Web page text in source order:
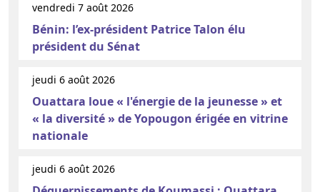
vendredi 7 août 2026
Bénin: l’ex-président Patrice Talon élu
président du Sénat
jeudi 6 août 2026
Ouattara loue « l'énergie de la jeunesse » et
« la diversité » de Yopougon érigée en vitrine
nationale
jeudi 6 août 2026